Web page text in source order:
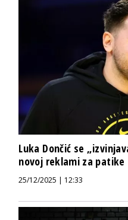
Luka Dončić se
novoj reklami za patike
25/12/2025 | 12:33